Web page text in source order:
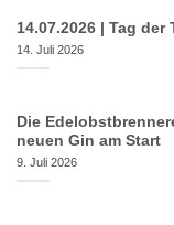
14.07.2026 | Tag der
14. Juli 2026
Die
neuen Gin am Start
9. Juli 2026